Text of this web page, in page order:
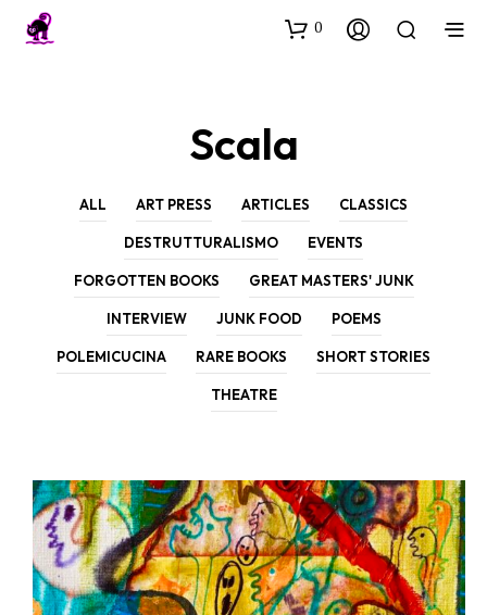
0
Scala
ALL ART PRESS ARTICLES CLASSICS
DESTRUTTURALISMO EVENTS
FORGOTTEN BOOKS GREAT MASTERS' JUNK
INTERVIEW JUNK FOOD POEMS
POLEMICUCINA RARE BOOKS SHORT STORIES
THEATRE